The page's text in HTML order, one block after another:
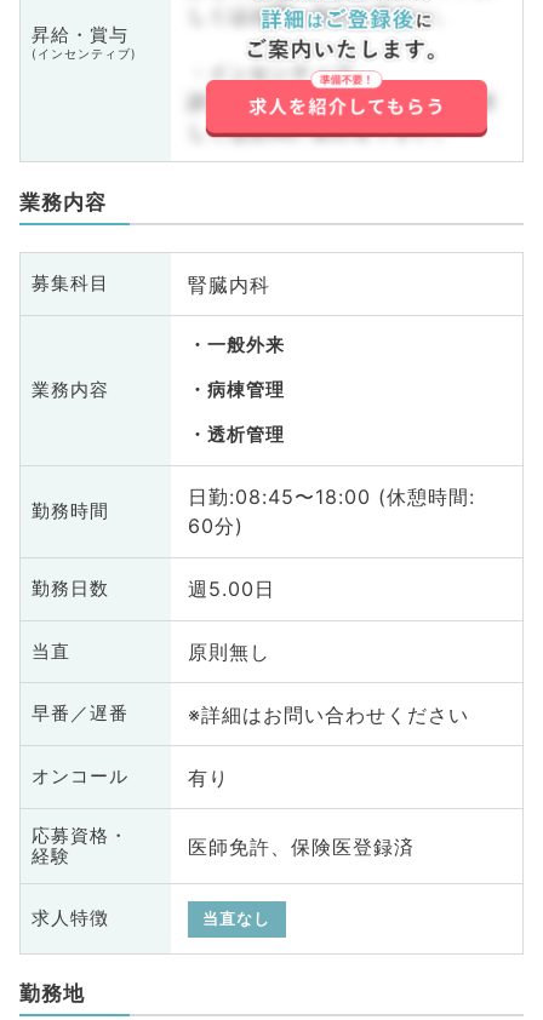
昇給・賞与
(インセンティブ)
しくはお問い合わせ下さい。
・インセンティブ
詳しくはお問い合わせ下さい。詳
しくはお問い合わせ下さい。
業務内容
募集科目 腎臓内科
業務内容
一般外来
病棟管理
透析管理
勤務時間
日勤:08:45〜18:00 (休憩時間:
60分)
勤務日数 週5.00日
当直 原則無し
早番／遅番 ※詳細はお問い合わせください
オンコール 有り
応募資格・
経験
医師免許、保険医登録済
求人特徴 当直なし
勤務地